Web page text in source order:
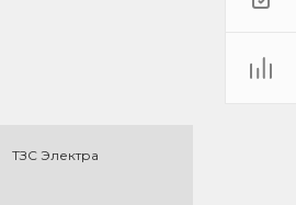
ТЗС Электра